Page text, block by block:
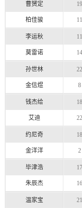
曹赟定 19
柏佳骏 11
李运秋 11
莫雷诺 14
孙世林 22
金信煜 8
钱杰给 18
艾迪 22
约尼奇 18
金洋洋 2
毕津浩 17
朱辰杰 16
温家宝 21